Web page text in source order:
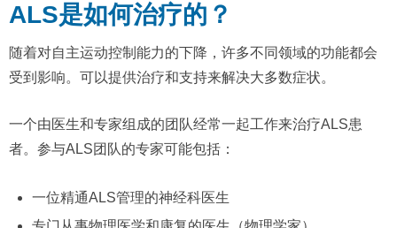
ALS是如何治疗的？
随着对自主运动控制能力的下降，许多不同领域的功能都会
受到影响。可以提供治疗和支持来解决大多数症状。
一个由医生和专家组成的团队经常一起工作来治疗ALS患
者。参与ALS团队的专家可能包括：
一位精通ALS管理的神经科医生